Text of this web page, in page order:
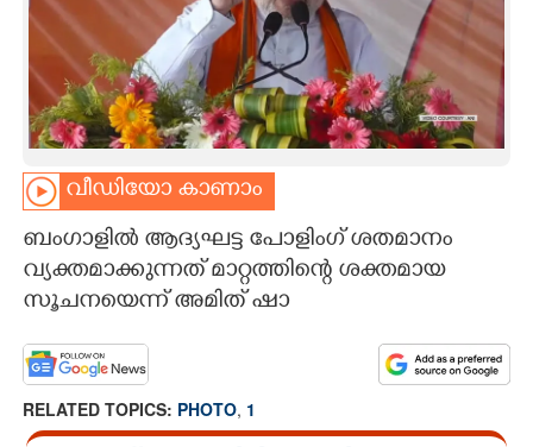
INFO+
ART
ASTRO
CARTOONS
LITERATURE
ZOOM
വീഡിയോ കാണാം
ബംഗാളിൽ ആദ്യഘട്ട പോളിംഗ് ശതമാനം
വ്യക്തമാക്കുന്നത് മാറ്റത്തിന്റെ ശക്തമായ
സൂചനയെന്ന് അമിത് ഷാ
RELATED TOPICS: PHOTO, 1